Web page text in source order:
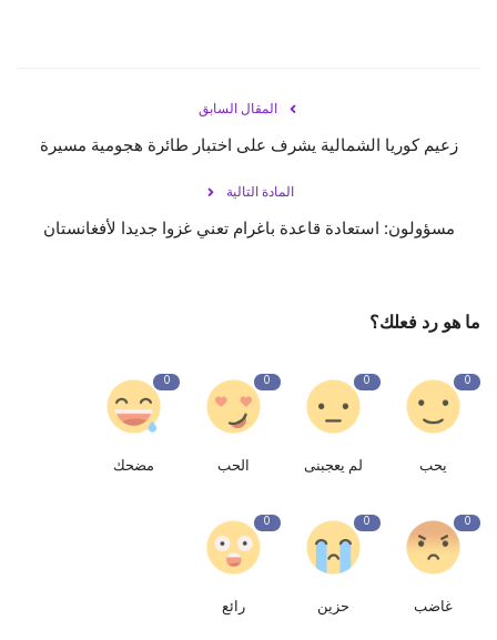
المقال السابق
زعيم كوريا الشمالية يشرف على اختبار طائرة هجومية مسيرة
المادة التالية
مسؤولون: استعادة قاعدة باغرام تعني غزوا جديدا لأفغانستان
ما هو رد فعلك؟
0
يحب
0
لم يعجبنى
0
الحب
0
مضحك
0
غاضب
0
حزين
0
رائع